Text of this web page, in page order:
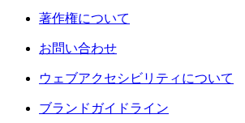
著作権について
お問い合わせ
ウェブアクセシビリティについて
ブランドガイドライン